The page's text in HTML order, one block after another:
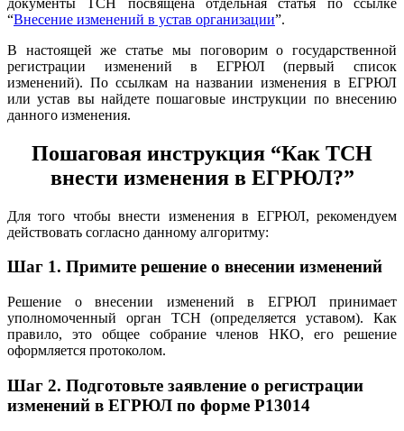
“Внесение изменений в устав организации”.
В настоящей же статье мы поговорим о государственной
регистрации изменений в ЕГРЮЛ (первый список
изменений). По ссылкам на названии изменения в ЕГРЮЛ
или устав вы найдете пошаговые инструкции по внесению
данного изменения.
Пошаговая инструкция “Как ТСН
внести изменения в ЕГРЮЛ?”
Для того чтобы внести изменения в ЕГРЮЛ, рекомендуем
действовать согласно данному алгоритму:
Шаг 1. Примите решение о внесении изменений
Решение о внесении изменений в ЕГРЮЛ принимает
уполномоченный орган ТСН (определяется уставом). Как
правило, это общее собрание членов НКО, его решение
оформляется протоколом.
Шаг 2. Подготовьте заявление о регистрации
изменений в ЕГРЮЛ по форме Р13014